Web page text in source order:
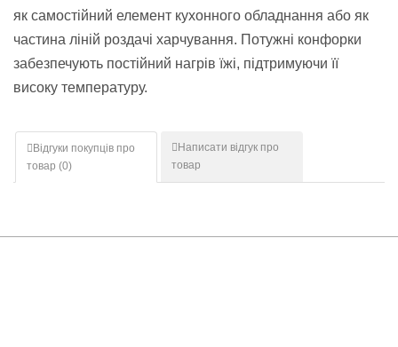
як самостійний елемент кухонного обладнання або як
частина ліній роздачі харчування. Потужні конфорки
забезпечують постійний нагрів їжі, підтримуючи її
високу температуру.
Відгуки покупців про
товар (0)
Написати відгук про
товар